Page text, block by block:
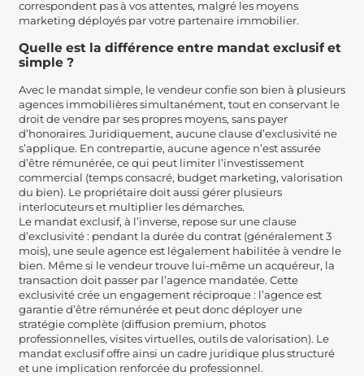
correspondent pas à vos attentes, malgré les moyens
marketing déployés par votre partenaire immobilier.
Quelle est la différence entre mandat exclusif et
simple ?
Avec le mandat simple, le vendeur confie son bien à plusieurs
agences immobilières simultanément, tout en conservant le
droit de vendre par ses propres moyens, sans payer
d’honoraires. Juridiquement, aucune clause d’exclusivité ne
s’applique. En contrepartie, aucune agence n’est assurée
d’être rémunérée, ce qui peut limiter l’investissement
commercial (temps consacré, budget marketing, valorisation
du bien). Le propriétaire doit aussi gérer plusieurs
interlocuteurs et multiplier les démarches.
Le mandat exclusif, à l’inverse, repose sur une clause
d’exclusivité : pendant la durée du contrat (généralement 3
mois), une seule agence est légalement habilitée à vendre le
bien. Même si le vendeur trouve lui-même un acquéreur, la
transaction doit passer par l’agence mandatée. Cette
exclusivité crée un engagement réciproque : l’agence est
garantie d’être rémunérée et peut donc déployer une
stratégie complète (diffusion premium, photos
professionnelles, visites virtuelles, outils de valorisation). Le
mandat exclusif offre ainsi un cadre juridique plus structuré
et une implication renforcée du professionnel.